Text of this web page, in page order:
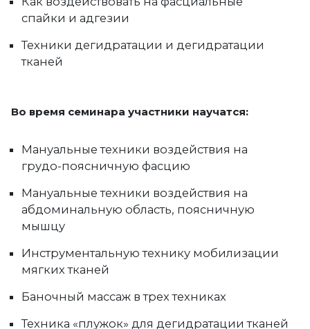
спайки и адгезии
Техники дегидратации и дегидратации
тканей
Во время семинара участники научатся:
Мануальные техники воздействия на
грудо-поясничную фасцию
Мануальные техники воздействия на
абдоминальную область, поясничную
мышцу
Инструментальную технику мобилизации
мягких тканей
Баночный массаж в трех техниках
Техника «плужок» для дегидратации тканей